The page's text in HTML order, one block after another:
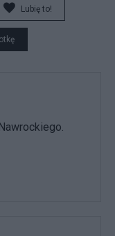
Lubię to!